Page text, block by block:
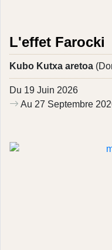
L'effet Farocki
Kubo Kutxa aretoa
Du 19 Juin 2026
Au 27 Septembre